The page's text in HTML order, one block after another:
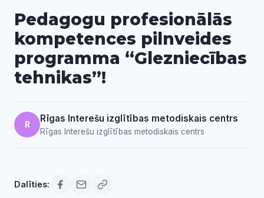
Pedagogu profesionālās
kompetences pilnveides
programma “Glezniecības
tehnikas”!
R
Rīgas Interešu izglītības metodiskais centrs
Rīgas Interešu izglītības metodiskais centrs
Dalīties: